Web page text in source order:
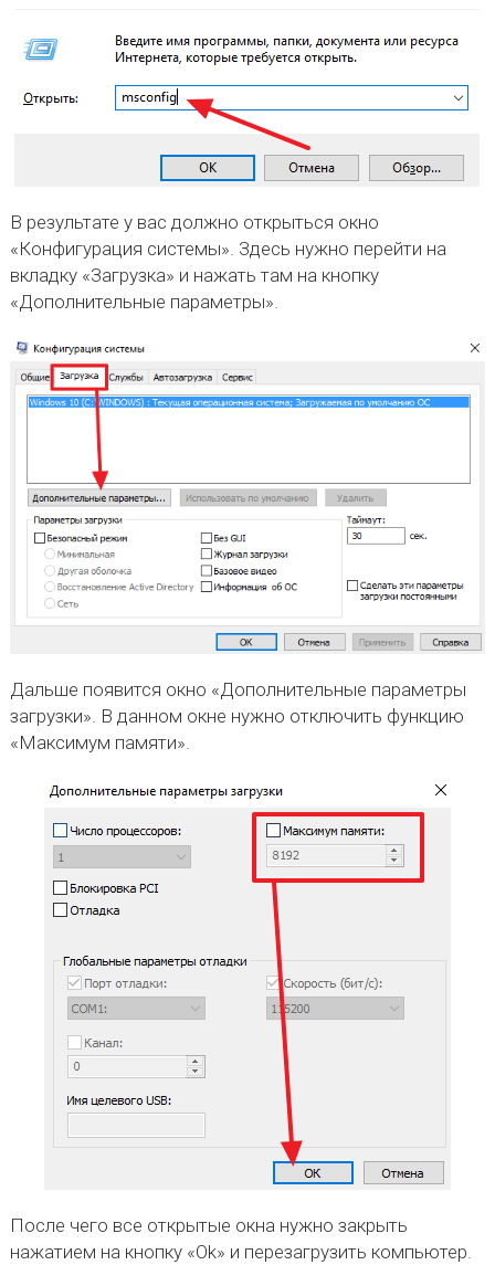
В результате у вас должно открыться окно
«Конфигурация системы». Здесь нужно перейти на
вкладку «Загрузка» и нажать там на кнопку
«Дополнительные параметры».
Дальше появится окно «Дополнительные параметры
загрузки». В данном окне нужно отключить функцию
«Максимум памяти».
После чего все открытые окна нужно закрыть
нажатием на кнопку «Ok» и перезагрузить компьютер.